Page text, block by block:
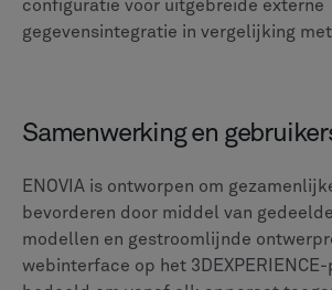
Software as a Service (SaaS) -
geschikt voor organisaties van
in de Verenigde Staten tot de
ondernemingen.
Hoewel sommige gebruikersrecensies